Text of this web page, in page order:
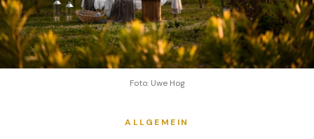
Foto: Uwe Hog
ALLGEMEIN